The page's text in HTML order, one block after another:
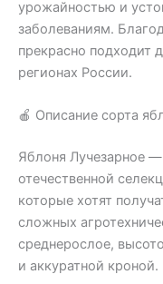
урожайностью и
заболеваниям.
прекрасно подходит
регионах России.
🍎 Описание сорта
Яблоня Лучезарное
отечественной
которые хотят
сложных
среднерослое,
и аккуратной кроной.